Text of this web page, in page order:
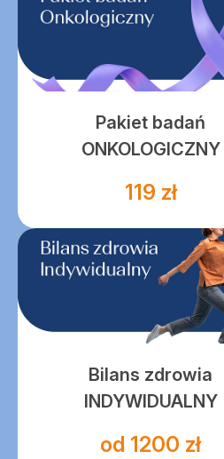
Pakiet badań
ONKOLOGICZNY
119 zł
Bilans zdrowia
INDYWIDUALNY
od 1200 zł